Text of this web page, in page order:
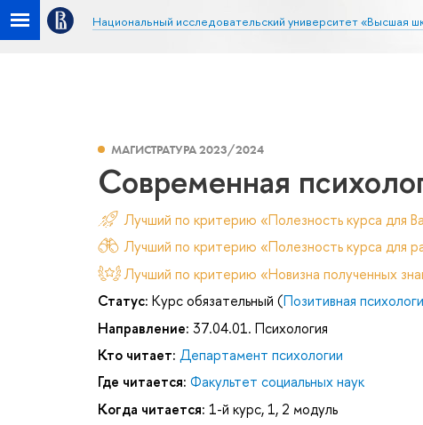
Национальный исследовательский университет «Высшая
МАГИСТРАТУРА 2023/2024
Современная
Лучший по критерию «Полезность курса для
Лучший по критерию «Полезность курса для
Лучший по критерию «Новизна полученных
Статус: Курс обязательный (Позитивная
Направление: 37.04.01. Психология
Кто читает: Департамент психологии
Где читается: Факультет социальных наук
Когда читается: 1-й курс, 1, 2 модуль